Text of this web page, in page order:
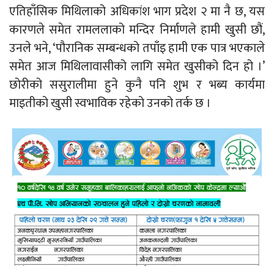
एतिहाँसिक मिथिलाको अधिकांश भाग प्रदेश २ मा नै छ, यस
कारणले समेत रामललाको मन्दिर निर्माणले हामी खुसी छौं,
उनले भने, ‘पौरानिक सम्बन्धको तपाँइ हामी एक पात्र भएकाले
समेत आज मिथिलावासीको लागि समेत खुसीको दिन हो ।’
छोरीको ससुरालीमा हुने कुनै पनि शुभ र भब्य कार्यमा
माइतीको खुसी स्वभाविक रहेको उनको तर्क छ ।